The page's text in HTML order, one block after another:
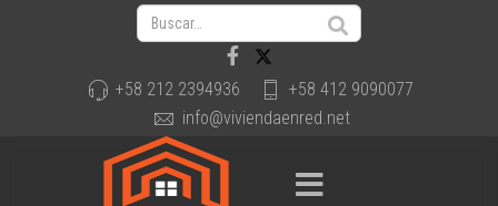
+58 212 2394936
+58 412 9090077
info@viviendaenred.net